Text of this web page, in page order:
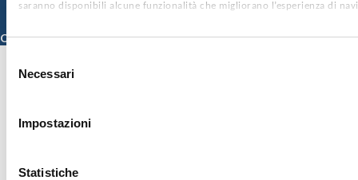
saranno disponibili alcune funzionalità che migliorano l’esperienza di
delNecessari
Impostazioni
Statistiche
© 2026 ISMETT (Istituto Mediterraneo per i Trapianti e Terapie ad Alta
Credits